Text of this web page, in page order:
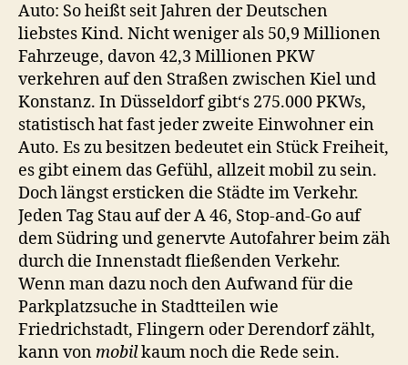
Auto: So heißt seit Jahren der Deutschen
liebstes Kind. Nicht weniger als 50,9 Millionen
Fahrzeuge, davon 42,3 Millionen PKW
verkehren auf den Straßen zwischen Kiel und
Konstanz. In Düsseldorf gibt‘s 275.000 PKWs,
statistisch hat fast jeder zweite Einwohner ein
Auto. Es zu besitzen bedeutet ein Stück Freiheit,
es gibt einem das Gefühl, allzeit mobil zu sein.
Doch längst ersticken die Städte im Verkehr.
Jeden Tag Stau auf der A 46, Stop-and-Go auf
dem Südring und genervte Autofahrer beim zäh
durch die Innenstadt fließenden Verkehr.
Wenn man dazu noch den Aufwand für die
Parkplatzsuche in Stadtteilen wie
Friedrichstadt, Flingern oder Derendorf zählt,
kann vonmobilkaum noch die Rede sein.